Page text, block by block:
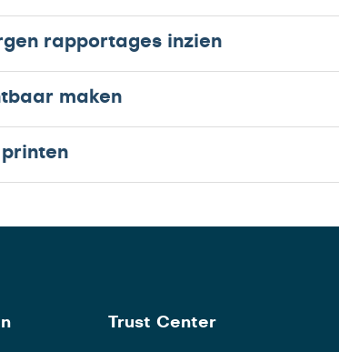
rapportages inzien
maken
Trust Center